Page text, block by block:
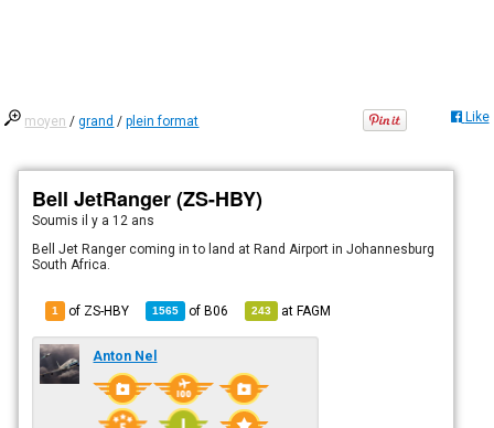
moyen /grand /plein format Like
Bell JetRanger (ZS-HBY)
Soumisil y a 12 ans
Bell Jet Ranger coming in to land at Rand Airport in Johannesburg
South Africa.
1 of ZS-HBY 1565 ofB06 243 atFAGM
Anton Nel